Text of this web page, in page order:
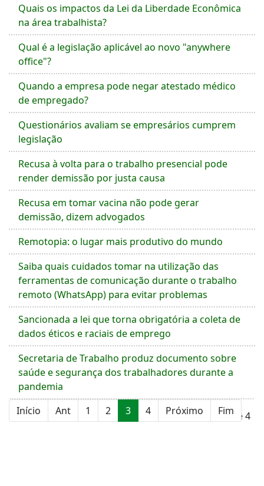
Quais os impactos da Lei da Liberdade Econômica
na área trabalhista?
Qual é a legislação aplicável ao novo "anywhere
office"?
Quando a empresa pode negar atestado médico
de empregado?
Questionários avaliam se empresários cumprem
legislação
Recusa à volta para o trabalho presencial pode
render demissão por justa causa
Recusa em tomar vacina não pode gerar
demissão, dizem advogados
Remotopia: o lugar mais produtivo do mundo
Saiba quais cuidados tomar na utilização das
ferramentas de comunicação durante o trabalho
remoto (WhatsApp) para evitar problemas
Sancionada a lei que torna obrigatória a coleta de
dados éticos e raciais de emprego
Secretaria de Trabalho produz documento sobre
saúde e segurança dos trabalhadores durante a
pandemia
Página 3 de 4
Início Ant 1 2 3 4 Próximo Fim